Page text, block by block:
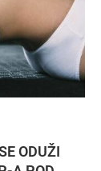
ODUŽI